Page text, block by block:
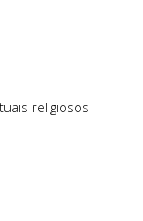
religiosos